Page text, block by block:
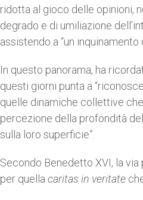
ridotta al gioco delle opinioni,
degrado e di umiliazione
assistendo a “un inquinamento
In questo panorama, ha
questi giorni punta a
quelle dinamiche collettive
percezione della profondità
sulla loro superficie”.
Secondo Benedetto XVI, la via
per quella caritas in veritate